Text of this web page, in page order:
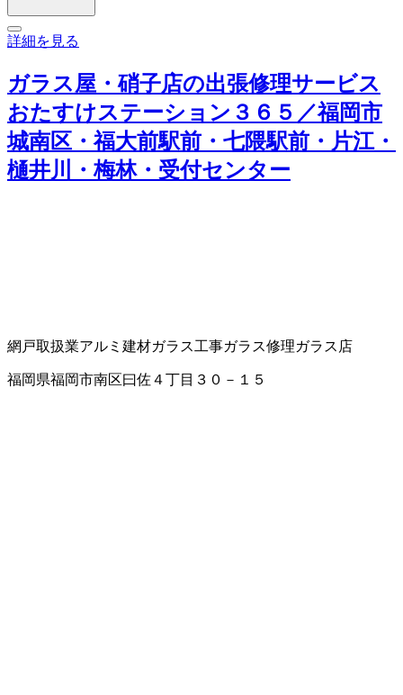
詳細を見る
ガラス屋・硝子店の出張修理サービス
おたすけステーション３６５／福岡市
城南区・福大前駅前・七隈駅前・片江・
樋井川・梅林・受付センター
網戸取扱業アルミ建材ガラス工事ガラス修理ガラス店
福岡県福岡市南区曰佐４丁目３０－１５